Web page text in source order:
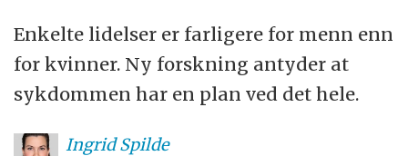
Enkelte lidelser er farligere for menn enn
for kvinner. Ny forskning antyder at
sykdommen har en plan ved det hele.
Ingrid Spilde